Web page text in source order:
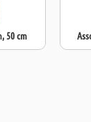
50 cm